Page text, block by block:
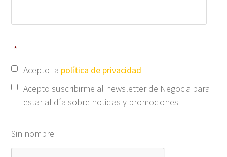
*
Acepto la política de privacidad
Acepto suscribirme al newsletter de Negocia para
estar al día sobre noticias y promociones
Sin nombre